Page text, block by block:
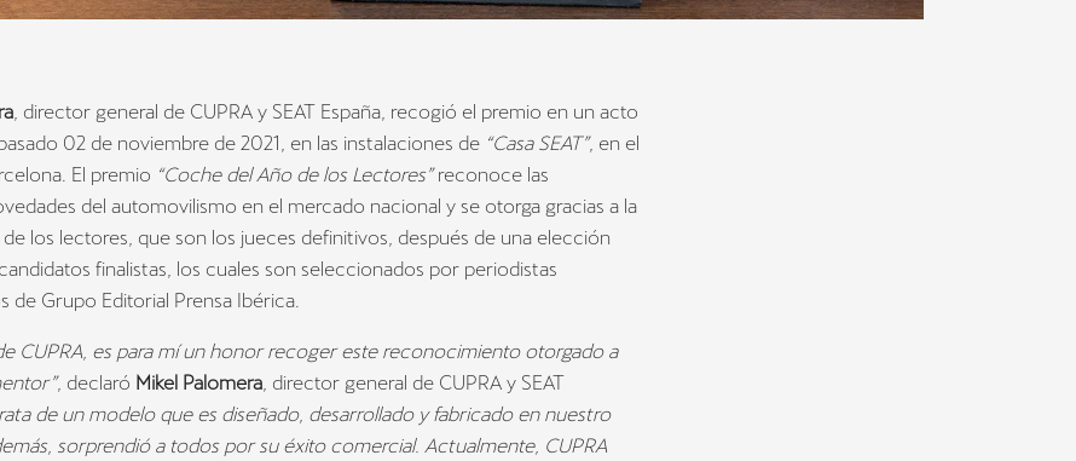
, director general de CUPRA y SEAT España, recogió el premio en un acto
02 de noviembre de 2021, en las instalaciones de “Casa SEAT”, en el
El premio “Coche del Año de los Lectores”reconoce las
del automovilismo en el mercado nacional y se otorga gracias a la
los lectores, que son los jueces definitivos, después de una elección
finalistas, los cuales son seleccionados por periodistas
de Grupo Editorial Prensa Ibérica.
CUPRA, es para mí un honor recoger este reconocimiento otorgado a
, declaró Mikel Palomera, director general de CUPRA y SEAT
de un modelo que es diseñado, desarrollado y fabricado en nuestro
sorprendió a todos por su éxito comercial. Actualmente, CUPRA